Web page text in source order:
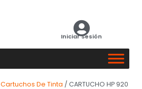
Iniciar Sesión
Cartuchos De Tinta / CARTUCHO HP 920